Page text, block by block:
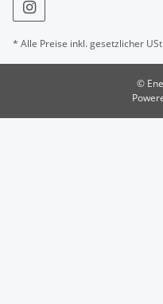
* Alle Preise inkl. gesetzlicher
©